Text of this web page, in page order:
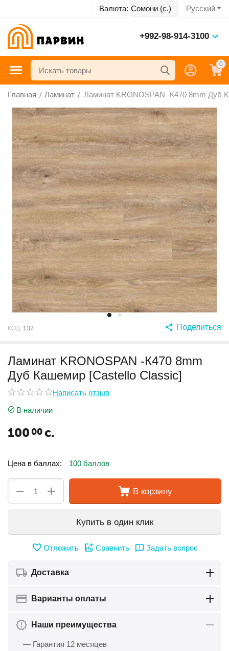
Русский
Валюта: Сомони (с.)
+992-98-914-3100
0
Главная / Ламинат / Ламинат KRONOSPAN -К470 8mm Дуб
КОД: 132 Поделиться
Ламинат KRONOSPAN -К470 8mm
Дуб Кашемир [Castello Classic]
Написать отзыв
В наличии
100 00с.
Цена в баллах: 100 баллов
+
− В корзину
Купить в один клик
Отложить Сравнить Задать вопрос
Доставка
Варианты оплаты
Наши преимущества
— Гарантия 12 месяцев